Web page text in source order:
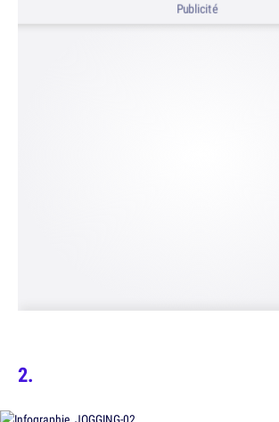
Publicité